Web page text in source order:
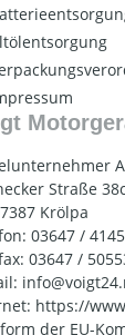
Straße 38c
Krölpa
03647 /
03647 /
https://
der EU-